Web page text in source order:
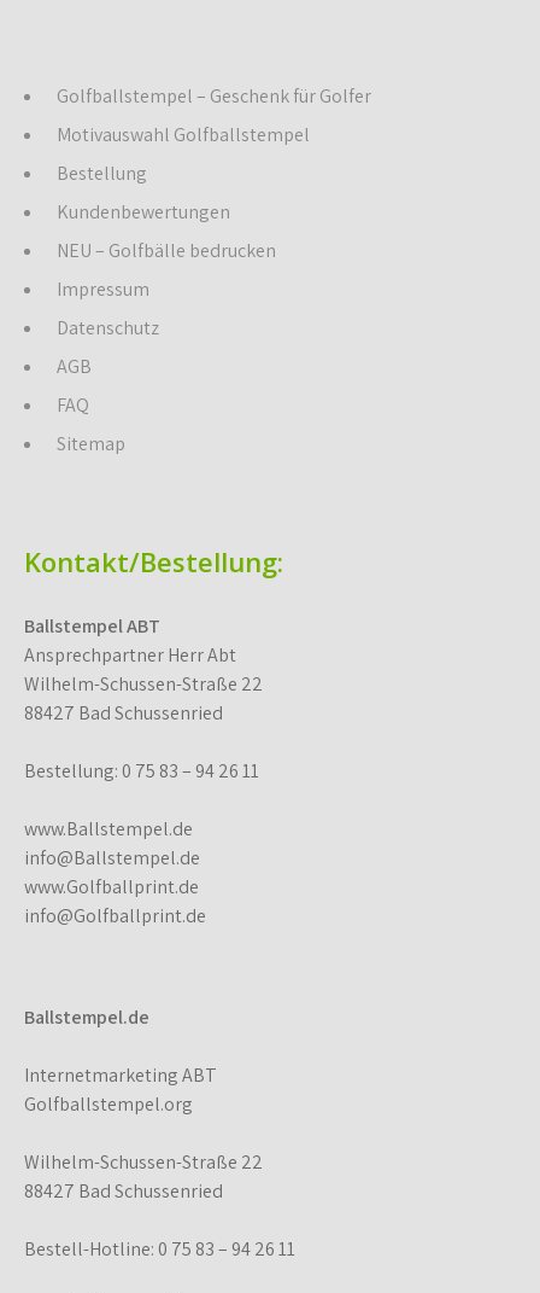
Golfballstempel – Geschenk für Golfer
Motivauswahl Golfballstempel
Bestellung
Kundenbewertungen
NEU – Golfbälle bedrucken
Impressum
Datenschutz
AGB
FAQ
Sitemap
Kontakt/Bestellung:
Ballstempel ABT
Ansprechpartner Herr Abt
Wilhelm-Schussen-Straße 22
88427 Bad Schussenried
Bestellung: 0 75 83 – 94 26 11
www.Ballstempel.de
info@Ballstempel.de
www.Golfballprint.de
info@Golfballprint.de
Ballstempel.de
Internetmarketing ABT
Golfballstempel.org
Wilhelm-Schussen-Straße 22
88427 Bad Schussenried
Bestell-Hotline: 0 75 83 – 94 26 11